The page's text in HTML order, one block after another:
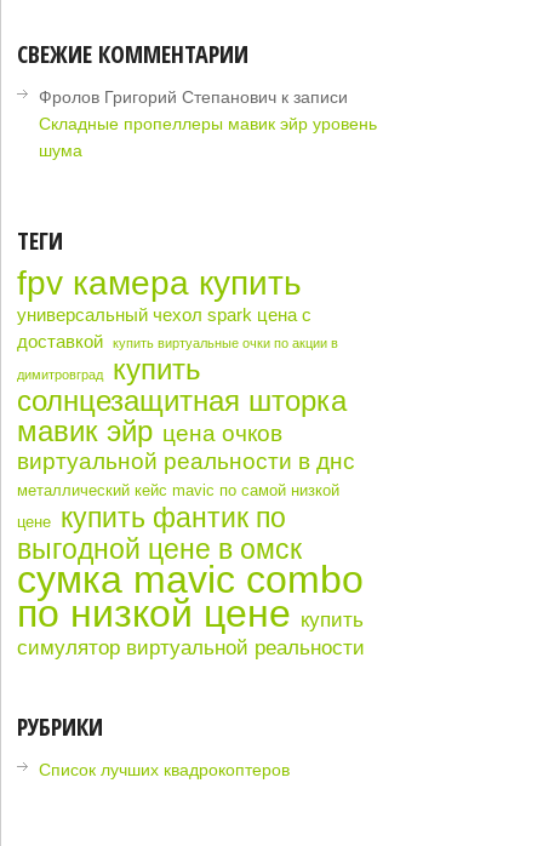
СВЕЖИЕ КОММЕНТАРИИ
Фролов Григорий Степанович к записи
Складные пропеллеры мавик эйр уровень
шума
ТЕГИ
fpv камера купить
универсальный чехол spark цена с
доставкой
купить виртуальные очки по акции в
димитровград
купить
солнцезащитная шторка
мавик эйр цена очков
виртуальной реальности в днс
металлический кейс mavic по самой низкой
цене купить фантик по
выгодной цене в омск
сумка mavic combo
по низкой цене купить
симулятор виртуальной реальности
РУБРИКИ
Список лучших квадрокоптеров